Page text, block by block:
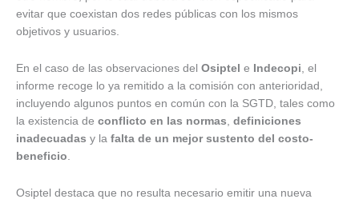
evitar que coexistan dos redes públicas con los mismos
objetivos y usuarios.
En el caso de las observaciones del Osiptel e Indecopi , el
informe recoge lo ya remitido a la comisión con anterioridad,
incluyendo algunos puntos en común con la SGTD, tales como
la existencia de conflicto en las normas definiciones
inadecuadas y la falta de un mejor sustento del costo-
beneficio
Osiptel destaca que no resulta necesario emitir una nueva